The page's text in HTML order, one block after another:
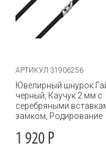
АРТИКУЛ 31906256
Ювелирный шнурок
черный, Каучук 2 мм с
серебряными
замком, Родирование
1 920 Р